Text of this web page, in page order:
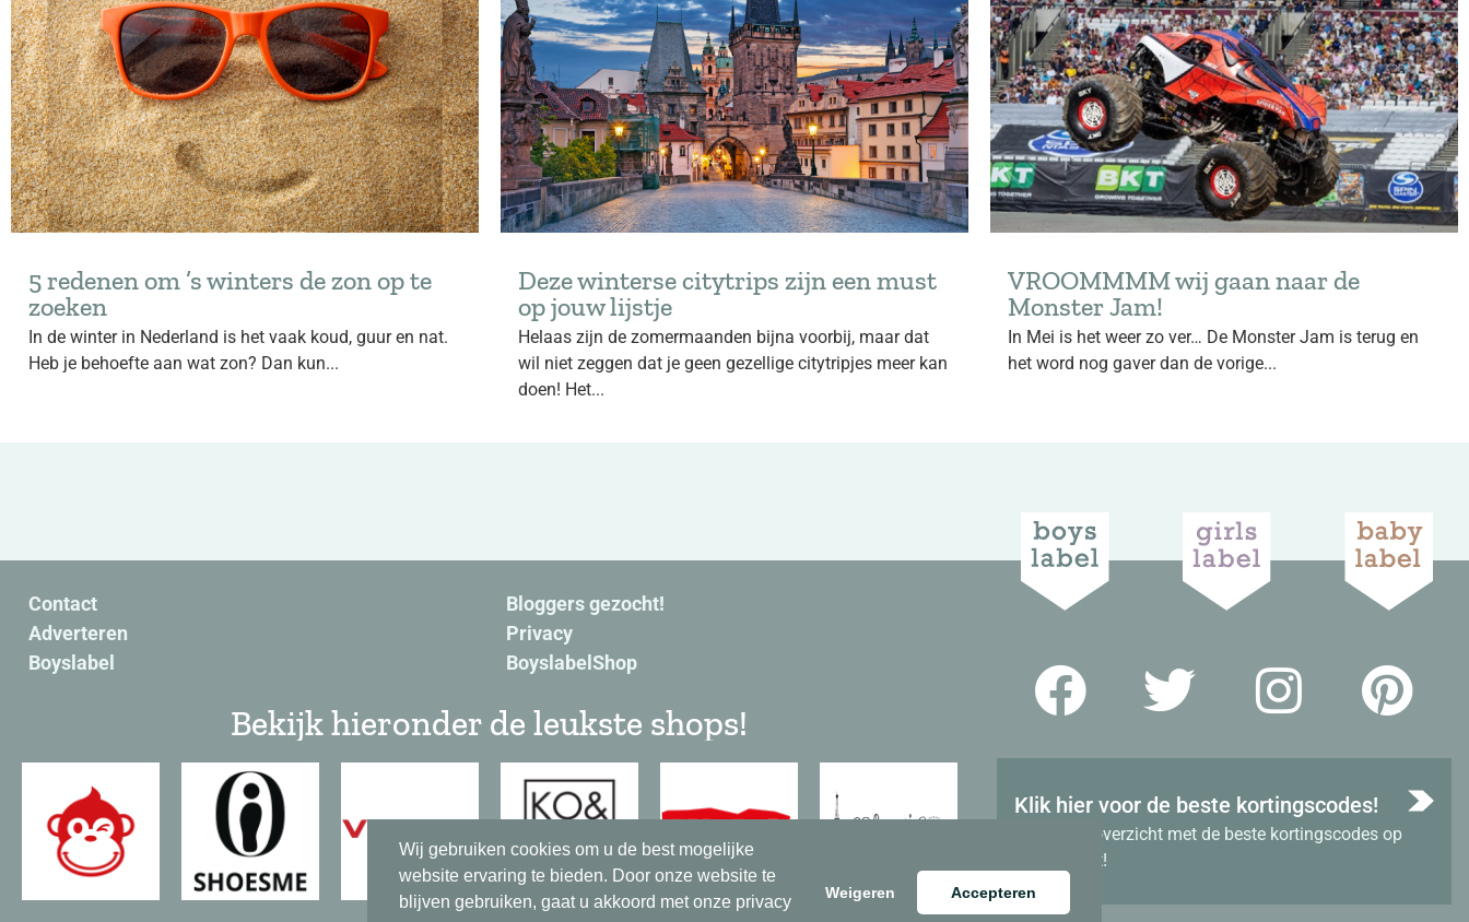
Wij gebruiken cookies om u de best mogelijke
website ervaring te bieden. Door onze website te
blijven gebruiken, gaat u akkoord met onze privacy
Weigeren Accepteren
5 redenen om ’s winters de zon op te
zoeken
In de winter in Nederland is het vaak koud, guur en nat.
Heb je behoefte aan wat zon? Dan kun...
Deze winterse citytrips zijn een must
op jouw lijstje
Helaas zijn de zomermaanden bijna voorbij, maar dat
wil niet zeggen dat je geen gezellige citytripjes meer kan
doen! Het...
VROOMMMM wij gaan naar de
Monster Jam!
In Mei is het weer zo ver… De Monster Jam is terug en
het word nog gaver dan de vorige...
Contact
Adverteren
Boyslabel
Bloggers gezocht!
Privacy
BoyslabelShop
Bekijk hieronder de leukste shops!
Klik hier voor de beste kortingscodes!
Bekijk het overzicht met de beste kortingscodes op
dit moment!